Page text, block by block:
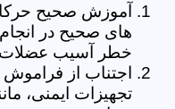
آموزش صحیح
های صحیح در
خطر آسیب
اجتناب از فراموش
تجهیزات ایمنی،